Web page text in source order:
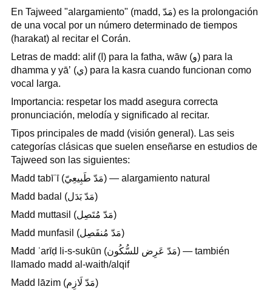
En Tajweed "alargamiento" (madd, مَدّ) es la prolongación
de una vocal por un número determinado de tiempos
(harakat) al recitar el Corán.
Letras de madd: alif (ا) para la fatha, wāw (و) para la
dhamma y yāʼ (ي) para la kasra cuando funcionan como
vocal larga.
Importancia: respetar los madd asegura correcta
pronunciación, melodía y significado al recitar.
Tipos principales de madd (visión general). Las seis
categorías clásicas que suelen enseñarse en estudios de
Tajweed son las siguientes:
Madd tabīʿī (مَدّ طَبِيعِيّ) — alargamiento natural
Madd badal (مَدّ بَدَل)
Madd muttasil (مَدّ مُتَصِل)
Madd munfasil (مَدّ مُنفَصِل)
Madd ʿarīḍ li-s-sukūn (مَدّ عَرِض للسُّكُون) — también
llamado madd al-waith/alqif
Madd lāzim (مَدّ لَازِم)